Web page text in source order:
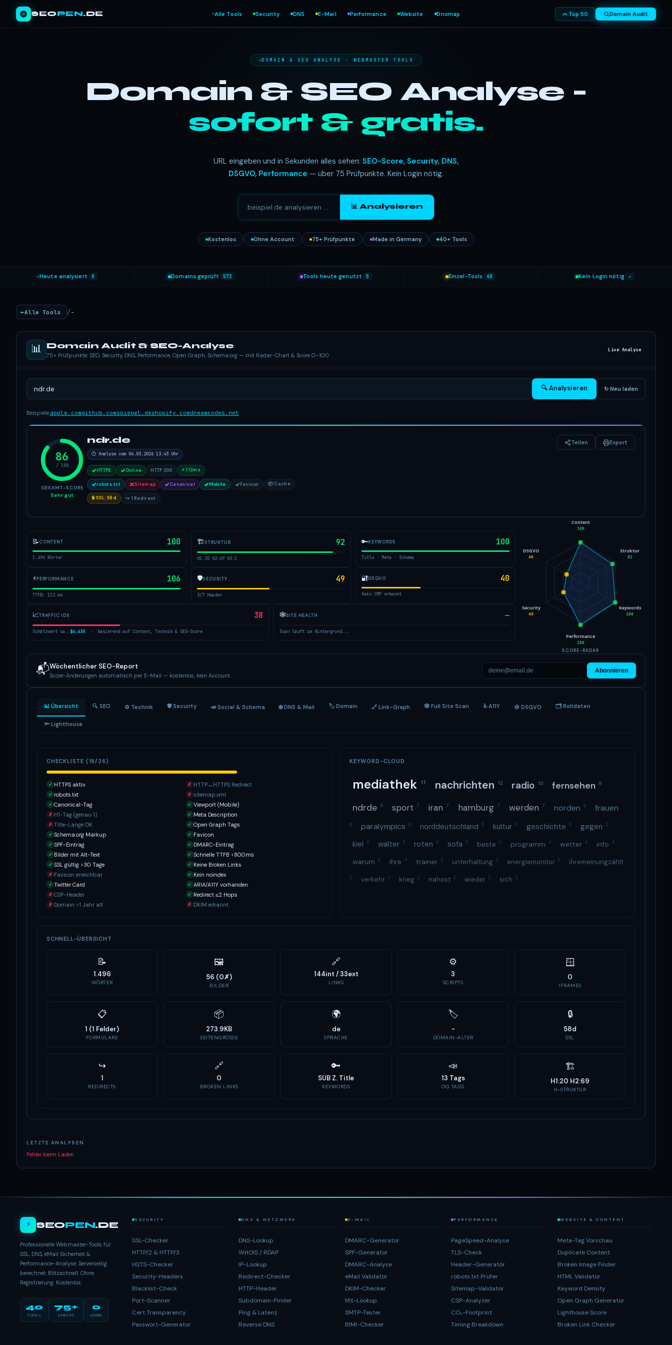
SEOPEN.DE Alle Tools Security DNS E-Mail Performance Website Dnsmap Top 50 Domain Audit
DOMAIN & SEO ANALYSE · WEBMASTER TOOLS
Domain & SEO Analyse -
sofort & gratis.
URL eingeben und in Sekunden alles sehen: SEO-Score, Security, DNS,
DSGVO, Performance — über 75 Prüfpunkte. Kein Login nötig.
📊 Analysieren
Kostenlos Ohne Account 75+ Prüfpunkte Made in Germany 40+ Tools
Heute analysiert 0 Domains geprüft 572 Tools heute genutzt 5 Einzel-Tools 40 Kein Login nötig ✓
Alle Tools / -
📊 Domain Audit & SEO-Analyse
75+ Prüfpunkte: SEO, Security, DNS, Performance, Open Graph, Schema.org — mit Radar-Chart & Score 0–100
Live Analyse
🔍 Analysieren ↻ Neu laden
Beispiele:apple.comgithub.comspiegel.deshopify.comdreamcodes.net
86
/ 100
GESAMT-SCORE
Sehr gut
ndr.de
🕐 Analyse vom 06.03.2026 13:43 Uhr
Teilen Export
HTTPS Online HTTP 200 ⚡ 112ms
robots.txt Sitemap Canonical Mobile Favicon 📦 Cache
🔒 SSL: 58d ↪ 1 Redirect
📝CONTENT 100
1.496 Wörter
🏗STRUKTUR 92
H1:20 H2:69 H3:1
🔑KEYWORDS 100
Title · Meta · Schema
⚡PERFORMANCE 106
TTFB: 112 ms
🛡SECURITY 49
3/7 Header
🔐DSGVO 40
Kein CMP erkannt
📈TRAFFIC IDX 38
Schätzwert ca. $4.430 · basierend auf Content, Technik & SEO-Score
🕸SITE HEALTH —
Scan läuft im Hintergrund...
Content
100
Struktur
92
Keywords
100
Performance
106
Security
49
DSGVO
40
SCORE-RADAR
📬Wöchentlicher SEO-Report
Score-Änderungen automatisch per E-Mail — kostenlos, kein Account.
Abonnieren
📊 Übersicht 🔍 SEO ⚙️ Technik 🛡 Security 📣 Social & Schema 🌐 DNS & Mail 🏷 Domain 🔗 Link-Graph 🕸 Full Site Scan ♿ A11Y 🍪 DSGVO 🗂 Rohdaten
🔦 Lighthouse
CHECKLISTE (18/26)
✓ HTTPS aktiv ✗ HTTP→HTTPS Redirect
✓ robots.txt ✗ sitemap.xml
✓ Canonical-Tag ✓ Viewport (Mobile)
✗ H1-Tag (genau 1) ✓ Meta Description
✗ Title-Länge OK ✓ Open Graph Tags
✓ Schema.org Markup ✓ Favicon
✓ SPF-Eintrag ✓ DMARC-Eintrag
✓ Bilder mit Alt-Text ✓ Schnelle TTFB <800ms
✓ SSL gültig >30 Tage ✓ Keine Broken Links
✗ Favicon erreichbar ✓ Kein noindex
✓ Twitter Card ✓ ARIA/A11Y vorhanden
✗ CSP-Header ✓ Redirect ≤2 Hops
✗ Domain >1 Jahr alt ✗ DKIM erkannt
KEYWORD-CLOUD
mediathek 17 nachrichten 12 radio 10 fernsehen 9
ndrde 8 sport 7 iran 7 hamburg 7 werden 7 norden 6 frauen
6 paralympics 6 norddeutschland 5 kultur 5 geschichte 5 gegen 5
kiel 5 walter 5 roten 5 sofa 5 beste 4 programm 4 wetter 4 info 4
warum 4 ihre 4 trainer 4 unterhaltung 3 energiemonitor 3 ihremeinungzählt
3 verkehr 3 krieg 3 nahost 3 wieder 3 sich 3
SCHNELL-ÜBERSICHT
📝
1.496
WÖRTER
🖼
56 (0✗)
BILDER
🔗
144int / 33ext
LINKS
⚙️
3
SCRIPTS
🪟
0
IFRAMES
📋
1 (1 Felder)
FORMULARE
📦
273.9KB
SEITENGRÖSSE
🌍
de
SPRACHE
🏷
-
DOMAIN-ALTER
🔒
58d
SSL
↪
1
REDIRECTS
🔗
0
BROKEN LINKS
🔑
SUB Z. Title
KEYWORDS
📣
13 Tags
OG TAGS
🏗
H1:20 H2:69
H-STRUKTUR
LETZTE ANALYSEN
Fehler beim Laden
⚡ SEOPEN.DE
Professionelle Webmaster-Tools für
SSL, DNS, eMail Sicherheit &
Performance-Analyse. Serverseitig
berechnet. Blitzschnell. Ohne
Registrierung. Kostenlos.
40
TOOLS
75+
CHECKS
0
LOGIN
SECURITY
SSL-Checker
HTTP/2 & HTTP/3
HSTS-Checker
Security-Headers
Blacklist-Check
Port-Scanner
Cert Transparency
Passwort-Generator
DNS & NETZWERK
DNS-Lookup
WHOIS / RDAP
IP-Lookup
Redirect-Checker
HTTP-Header
Subdomain-Finder
Ping & Latenz
Reverse DNS
E-MAIL
DMARC-Generator
SPF-Generator
DMARC-Analyse
eMail Validator
DKIM-Checker
MX-Lookup
SMTP-Tester
BIMI-Checker
PERFORMANCE
PageSpeed-Analyse
TLS-Check
Header-Generator
robots.txt Prüfer
Sitemap-Validator
CSP-Analyzer
CO₂-Footprint
Timing Breakdown
WEBSITE & CONTENT
Meta-Tag Vorschau
Duplicate Content
Broken Image Finder
HTML Validator
Keyword Density
Open Graph Generator
Lighthouse Score
Broken Link Checker